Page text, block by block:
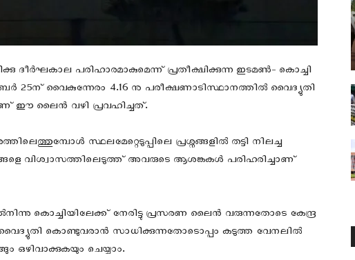
ദീർഘകാല പരിഹാരമാകുമെന്ന് പ്രതീക്ഷിക്കുന്ന ഇടമണ്‍- കൊച്ചി
25ന് വൈകുന്നേരം 4.16 നു പരീക്ഷണാടിസ്ഥാനത്തിൽ വൈദ്യുതി
ആണ് ഈ ലൈൻ വഴി പ്രവഹിച്ചത്.
സ്ഥലമേറ്റെടുപ്പിലെ പ്രശ്നങ്ങളില്‍ തട്ടി നിലച്ച
വിശ്വാസത്തിലെടുത്ത് അവരുടെ ആശങ്കകള്‍ പരിഹരിച്ചാണ്
കൊച്ചിയിലേക്ക് നേരിട്ടു പ്രസരണ ലൈന്‍ വരുന്നതോടെ കേന്ദ്ര
വൈദ്യുതി കൊണ്ടുവരാന്‍ സാധിക്കുന്നതോടൊപ്പം കടുത്ത വേനലില്‍
ചെയ്യാം.